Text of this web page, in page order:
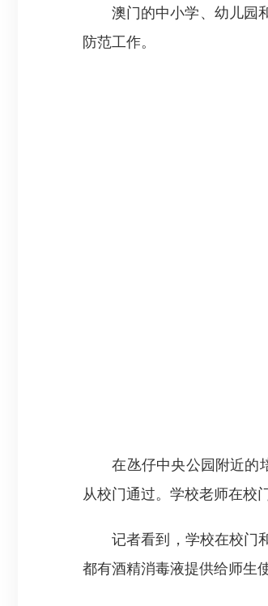
澳门的中小学、幼儿园和
防范工作。
在氹仔中央公园附近的培
从校门通过。学校老师在校
记者看到，学校在校门和
都有酒精消毒液提供给师生使